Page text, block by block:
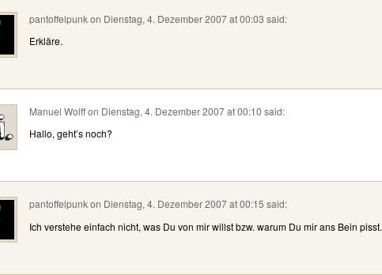
pantoffelpunkon Dienstag, 4. Dezember 2007 at 00:03 said:
Erkläre.
Manuel Wolffon Dienstag, 4. Dezember 2007 at 00:10 said:
Hallo, geht’s noch?
pantoffelpunkon Dienstag, 4. Dezember 2007 at 00:15 said:
Ich verstehe einfach nicht, was Du von mir willst bzw. warum Du mir ans Bein pisst.